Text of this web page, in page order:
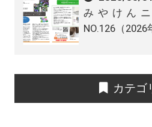
みやけん
NO.126（2026
カテゴ